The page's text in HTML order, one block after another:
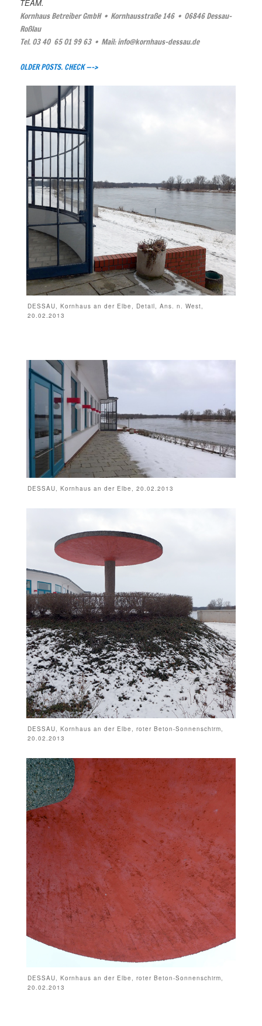
TEAM.
Kornhaus Betreiber GmbH • Kornhausstraße 146 • 06846 Dessau-
Roßlau
Tel. 03 40 65 01 99 63 • Mail: info@kornhaus-dessau.de
OLDER POSTS. CHECK —–>
DESSAU, Kornhaus an der Elbe, Detail, Ans. n. West,
20.02.2013
DESSAU, Kornhaus an der Elbe, 20.02.2013
DESSAU, Kornhaus an der Elbe, roter Beton-Sonnenschirm,
20.02.2013
DESSAU, Kornhaus an der Elbe, roter Beton-Sonnenschirm,
20.02.2013